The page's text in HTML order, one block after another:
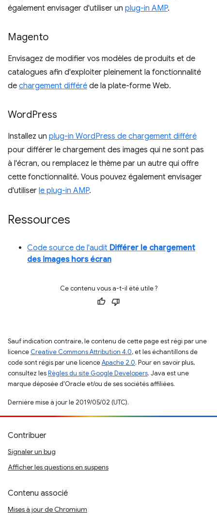
également envisager d'utiliser un plug-in AMP.
Magento
Envisagez de modifier vos modèles de produits et de
catalogues afin d'exploiter pleinement la fonctionnalité
de chargement différé de la plate-forme Web.
WordPress
Installez un plug-in WordPress de chargement différé
pour différer le chargement des images qui ne sont pas
à l'écran, ou remplacez le thème par un autre qui offre
cette fonctionnalité. Vous pouvez également envisager
d'utiliser le plug-in AMP.
Ressources
Code source de l'audit Différer le chargement
des images hors écran
Ce contenu vous a-t-il été utile ?
Sauf indication contraire, le contenu de cette page est régi par une
licence Creative Commons Attribution 4.0, et les échantillons de
code sont régis par une licenceApache 2.0. Pour en savoir plus,
consultez lesRègles du site Google Developers. Java est une
marque déposée d'Oracle et/ou de ses sociétés affiliées.
Dernière mise à jour le 2019/05/02 (UTC).
Contribuer
Signaler un bug
Afficher les questions en suspens
Contenu associé
Mises à jour de Chromium